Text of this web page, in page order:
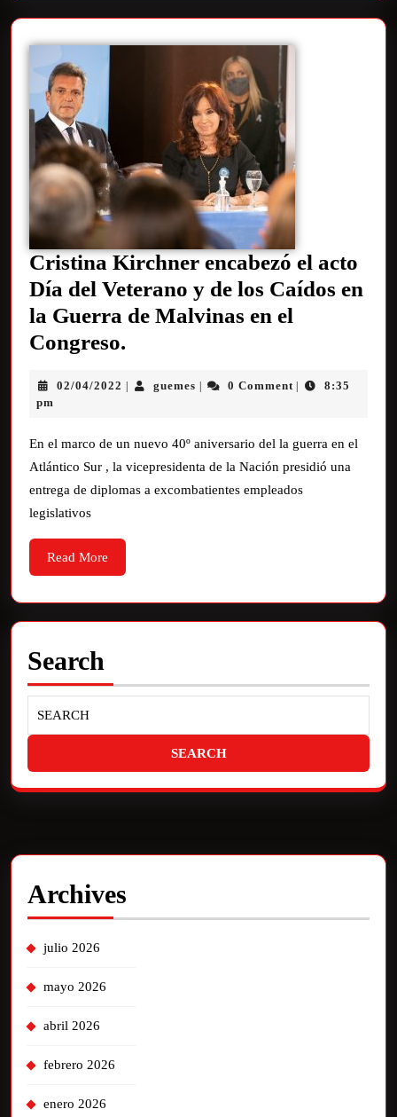
Cristina Kirchner encabezó el acto
Día del Veterano y de los Caídos en
la Guerra de Malvinas en el
Congreso.
02/04/2022 | guemes | 0 Comment |
8:35
pm
En el marco de un nuevo 40º aniversario del la guerra en el
Atlántico Sur , la vicepresidenta de la Nación presidió una
entrega de diplomas a excombatientes empleados
legislativos
Read More
Search
Archives
julio 2026
mayo 2026
abril 2026
febrero 2026
enero 2026